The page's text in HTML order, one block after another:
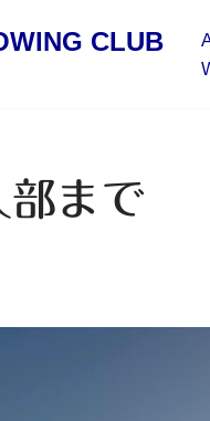
CLUB
部まで